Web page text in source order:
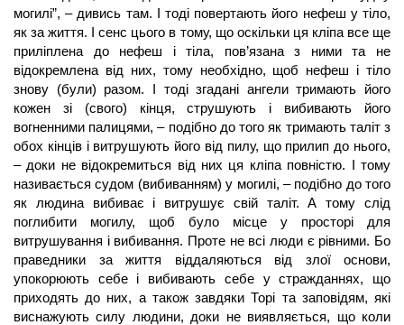
могилі”, – дивись там. І тоді повертають його нефеш у тіло,
як за життя. І сенс цього в тому, що оскільки ця кліпа все ще
приліплена до нефеш і тіла, пов’язана з ними та не
відокремлена від них, тому необхідно, щоб нефеш і тіло
знову (були) разом. І тоді згадані ангели тримають його
кожен зі (свого) кінця, струшують і вибивають його
вогненними палицями, – подібно до того як тримають таліт з
обох кінців і витрушують його від пилу, що прилип до нього,
– доки не відокремиться від них ця кліпа повністю. І тому
називається судом (вибиванням) у могилі, – подібно до того
як людина вибиває і витрушує свій таліт. А тому слід
поглибити могилу, щоб було місце у просторі для
витрушування і вибивання. Проте не всі люди є рівними. Бо
праведники за життя віддаляються від злої основи,
упокорюють себе і вибивають себе у стражданнях, що
приходять до них, а також завдяки Торі та заповідям, які
виснажують силу людини, доки не виявляється, що коли